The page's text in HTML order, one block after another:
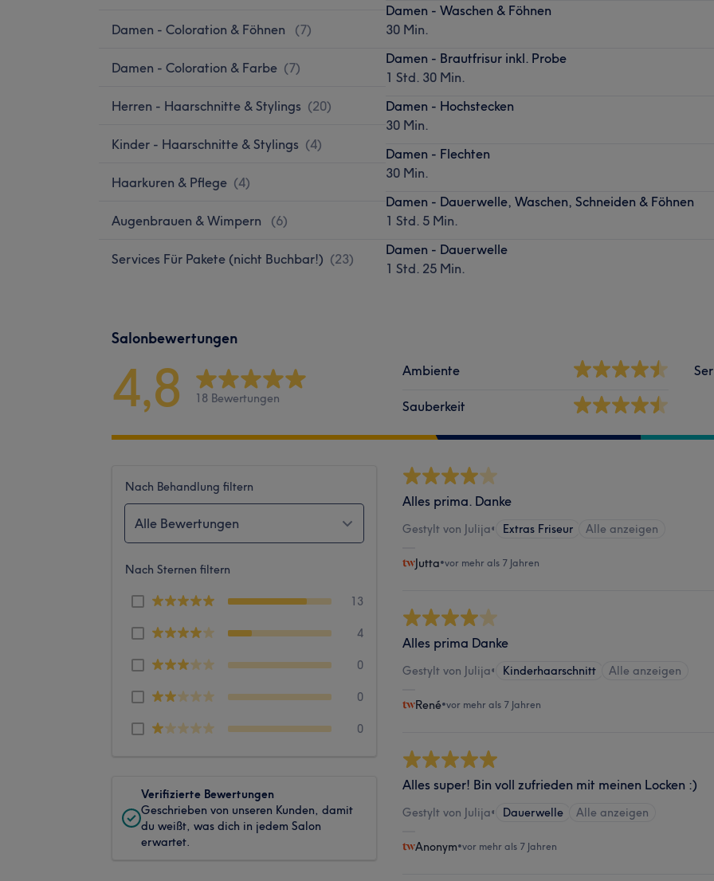
Damen - Coloration & Föhnen (7)
Damen - Coloration & Farbe (7)
Herren - Haarschnitte & Stylings (20)
Kinder - Haarschnitte & Stylings (4)
Haarkuren & Pflege (4)
Augenbrauen & Wimpern (6)
Services Für Pakete (nicht Buchbar!) (23)
Damen - Waschen & Föhnen
30 Min.
Damen - Brautfrisur inkl. Probe
1 Std. 30 Min.
Damen - Hochstecken
30 Min.
Damen - Flechten
30 Min.
Damen - Dauerwelle, Waschen, Schneiden & Föhnen
1 Std. 5 Min.
Damen - Dauerwelle
1 Std. 25 Min.
Salonbewertungen
4,8 18 Bewertungen
Ambiente
Sauberkeit
Nach Behandlung filtern
Alle Bewertungen
Nach Sternen filtern
13
4
0
0
0
Verifizierte Bewertungen
Geschrieben von unseren Kunden, damit
du weißt, was dich in jedem Salon
erwartet.
Alles prima. Danke
Gestylt von Julija• Extras Friseur Alle anzeigen
Jutta•vor mehr als 7 Jahren
Alles prima Danke
Gestylt von Julija• Kinderhaarschnitt Alle anzeigen
René•vor mehr als 7 Jahren
Alles super! Bin voll zufrieden mit meinen Locken :)
Gestylt von Julija• Dauerwelle Alle anzeigen
Anonym•vor mehr als 7 Jahren